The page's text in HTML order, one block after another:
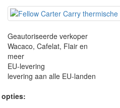
Geautoriseerde verkoper
Wacaco, Cafelat, Flair en
meer
EU-levering
levering aan alle EU-landen